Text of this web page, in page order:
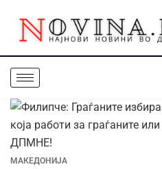
МАКЕДОНИЈА